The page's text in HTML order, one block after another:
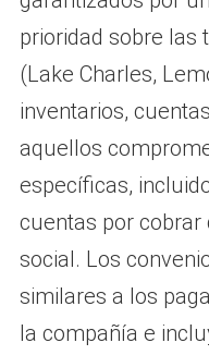
prioridad sobre las
(Lake Charles,
inventarios,
aquellos
específicas,
cuentas por cobrar
social. Los
similares a los
la compañía e